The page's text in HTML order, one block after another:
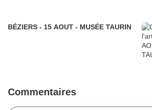
BÉZIERS - 15 AOUT - MUSÉE TAURIN
Commentaires